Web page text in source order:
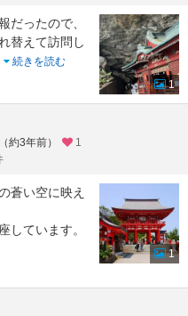
だったので、
替えて訪問し
続きを読む
1
約3年前）
1
蒼い空に映え
しています。
1